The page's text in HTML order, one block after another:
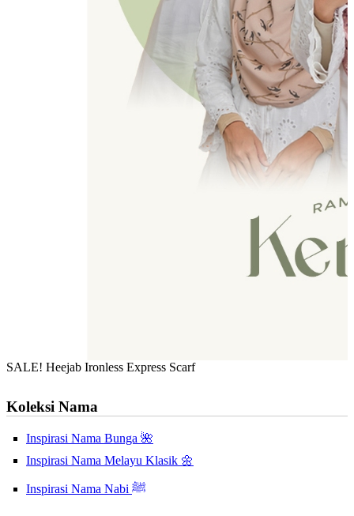
SALE! Heejab Ironless Express Scarf
Koleksi Nama
Inspirasi Nama Bunga 🌺
Inspirasi Nama Melayu Klasik 🌼
Inspirasi Nama Nabi ﷺ